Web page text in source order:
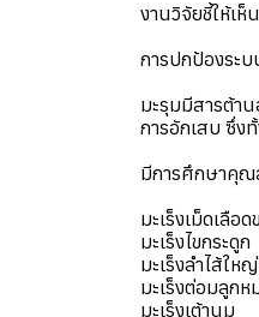
งานวิจัยชี้ให้เ
การปกป้องระบ
มะรุมมีสารต้า
การอักเสบ ซึ่ง
มีการศึกษาคุณ
มะเร็งเม็ดเลือด
มะเร็งไขกระดูก
มะเร็งลำไส้ใหญ่
มะเร็งต่อมลูกห
มะเร็งเต้านม